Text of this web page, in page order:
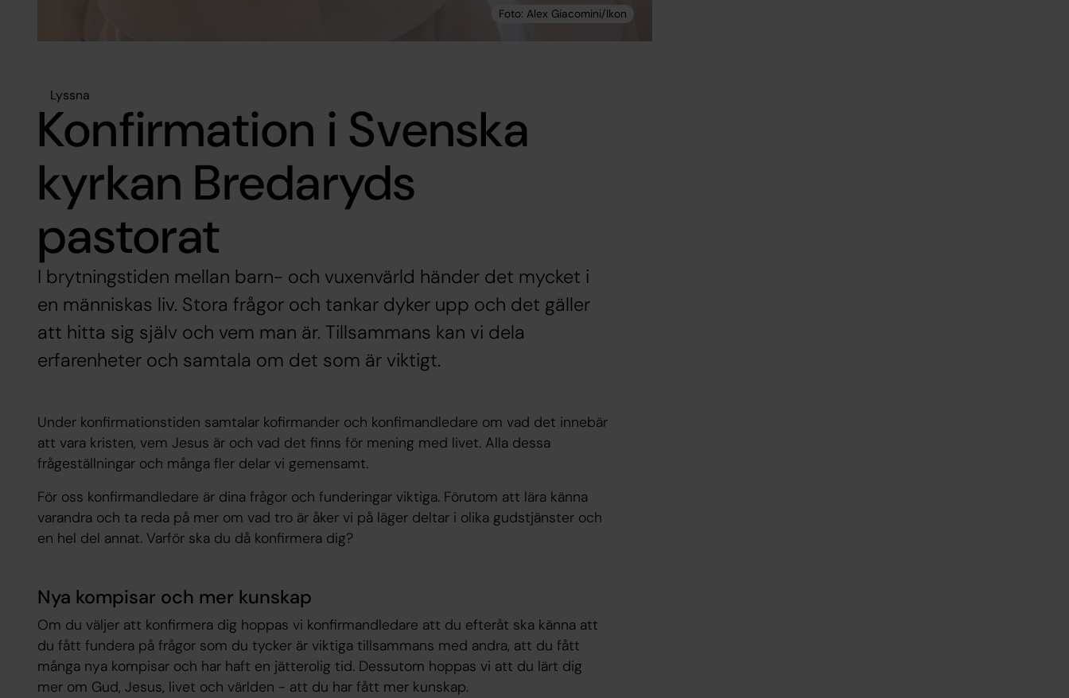
Lyssna
Konfirmation i Svenska
kyrkan Bredaryds
pastorat
I brytningstiden mellan barn- och vuxenvärld händer det mycket i
en människas liv. Stora frågor och tankar dyker upp och det gäller
att hitta sig själv och vem man är. Tillsammans kan vi dela
erfarenheter och samtala om det som är viktigt.
Under konfirmationstiden samtalar kofirmander och konfimandledare om vad det innebär
att vara kristen, vem Jesus är och vad det finns för mening med livet. Alla dessa
frågeställningar och många fler delar vi gemensamt.
För oss konfirmandledare är dina frågor och funderingar viktiga. Förutom att lära känna
varandra och ta reda på mer om vad tro är åker vi på läger deltar i olika gudstjänster och
en hel del annat. Varför ska du då konfirmera dig?
Nya kompisar och mer kunskap
Om du väljer att konfirmera dig hoppas vi konfirmandledare att du efteråt ska känna att
du fått fundera på frågor som du tycker är viktiga tillsammans med andra, att du fått
många nya kompisar och har haft en jätterolig tid. Dessutom hoppas vi att du lärt dig
mer om Gud, Jesus, livet och världen - att du har fått mer kunskap.